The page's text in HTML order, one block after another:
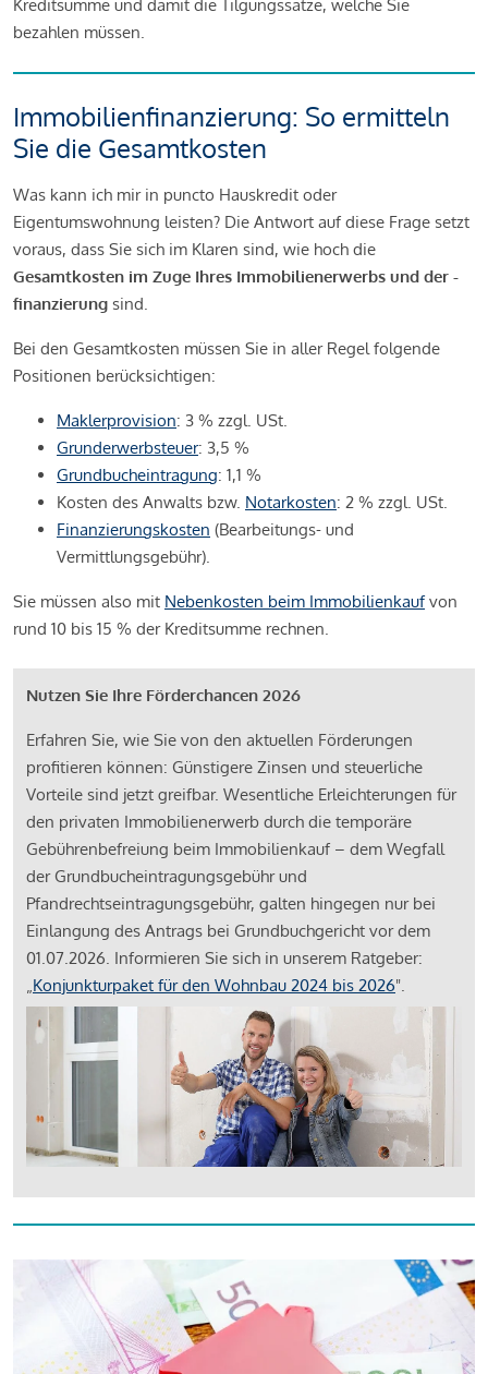
Kreditsumme und damit die Tilgungssätze, welche Sie
bezahlen müssen.
Immobilienfinanzierung: So ermitteln
Sie die Gesamtkosten
Was kann ich mir in puncto Hauskredit oder
Eigentumswohnung leisten? Die Antwort auf diese Frage setzt
voraus, dass Sie sich im Klaren sind, wie hoch die
Gesamtkosten im Zuge Ihres Immobilienerwerbs und der -
finanzierung sind.
Bei den Gesamtkosten müssen Sie in aller Regel folgende
Positionen berücksichtigen:
Maklerprovision: 3 % zzgl. USt.
Grunderwerbsteuer: 3,5 %
Grundbucheintragung: 1,1 %
Kosten des Anwalts bzw. Notarkosten: 2 % zzgl. USt.
Finanzierungskosten (Bearbeitungs- und
Vermittlungsgebühr).
Sie müssen also mit Nebenkosten beim Immobilienkaufvon
rund 10 bis 15 % der Kreditsumme rechnen.
Nutzen Sie Ihre Förderchancen 2026
Erfahren Sie, wie Sie von den aktuellen Förderungen
profitieren können: Günstigere Zinsen und steuerliche
Vorteile sind jetzt greifbar. Wesentliche Erleichterungen für
den privaten Immobilienerwerb durch die temporäre
Gebührenbefreiung beim Immobilienkauf – dem Wegfall
der Grundbucheintragungsgebühr und
Pfandrechtseintragungsgebühr, galten hingegen nur bei
Einlangung des Antrags bei Grundbuchgericht vor dem
01.07.2026. Informieren Sie sich in unserem Ratgeber:
„Konjunkturpaket für den Wohnbau 2024 bis 2026".